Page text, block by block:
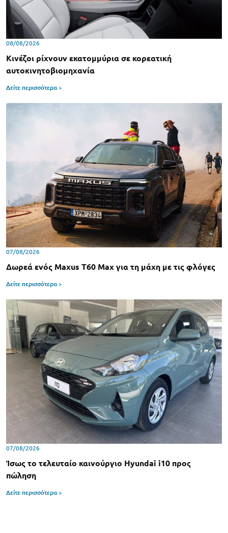
08/08/2026
Κινέζοι ρίχνουν εκατομμύρια σε κορεατική
αυτοκινητοβιομηχανία
Δείτε περισσότερα >
07/08/2026
Δωρεά ενός Maxus T60 Max για τη μάχη με τις φλόγες
Δείτε περισσότερα >
07/08/2026
Ίσως το τελευταίο καινούργιο Hyundai i10 προς
πώληση
Δείτε περισσότερα >